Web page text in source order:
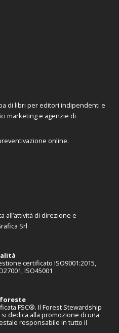
di libri per editori indipendenti e
marketing e agenzie di
online.
all’attività di direzione e
Srl
certificato ISO9001:2015,
ISO45001
FSC®. Il Forest Stewardship
si dedica alla promozione di una
responsabile in tutto il